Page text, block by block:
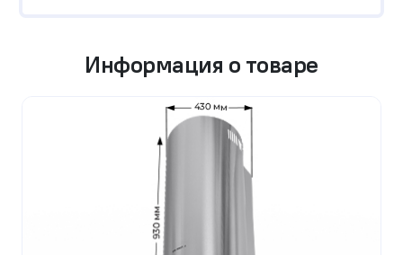
Информация о товаре